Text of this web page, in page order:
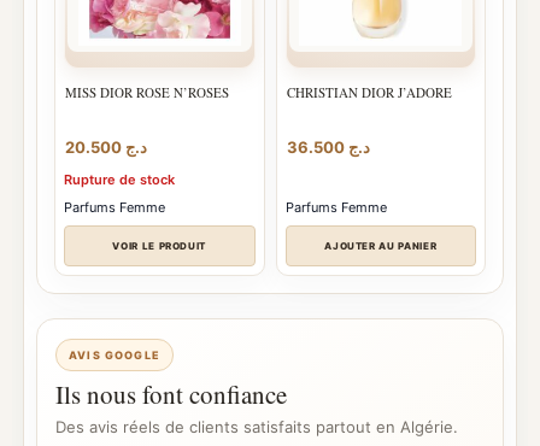
MISS DIOR ROSE N’ROSES
د.ج
Rupture de stock
Parfums Femme
VOIR LE PRODUIT
CHRISTIAN DIOR J’ADORE
د.ج 36.500
Parfums Femme
AJOUTER AU PANIER
AVIS GOOGLE
Ils nous font confiance
Des avis réels de clients satisfaits partout en Algérie.